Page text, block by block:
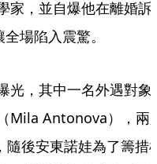
家，並自爆他在離婚訴
場陷入震驚。
光，其中一名外遇對象
Mila Antonova），兩
隨後安東諾娃為了籌措